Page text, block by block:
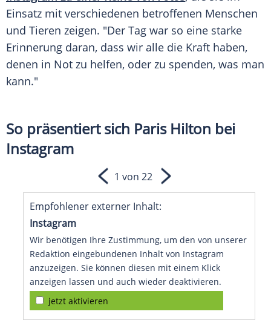
Einsatz mit verschiedenen betroffenen Menschen
und Tieren zeigen. "Der Tag war so eine starke
Erinnerung daran, dass wir alle die Kraft haben,
denen in Not zu helfen, oder zu spenden, was man
kann."
So präsentiert sich Paris Hilton bei
Instagram
Empfohlener externer Inhalt:
Instagram
Wir benötigen Ihre Zustimmung, um den von unserer
Redaktion eingebundenen Inhalt von Instagram
anzuzeigen. Sie können diesen mit einem Klick
anzeigen lassen und auch wieder deaktivieren.
jetzt aktivieren
1 von 22